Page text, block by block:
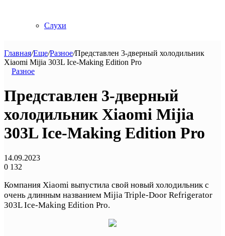
Слухи
Главная/Еще/Разное/Представлен 3-дверный холодильник
Xiaomi Mijia 303L Ice-Making Edition Pro
Разное
Представлен 3-дверный
холодильник Xiaomi Mijia
303L Ice-Making Edition Pro
14.09.2023
0 132
Компания Xiaomi выпустила свой новый холодильник с
очень длинным названием Mijia Triple-Door Refrigerator
303L Ice-Making Edition Pro.